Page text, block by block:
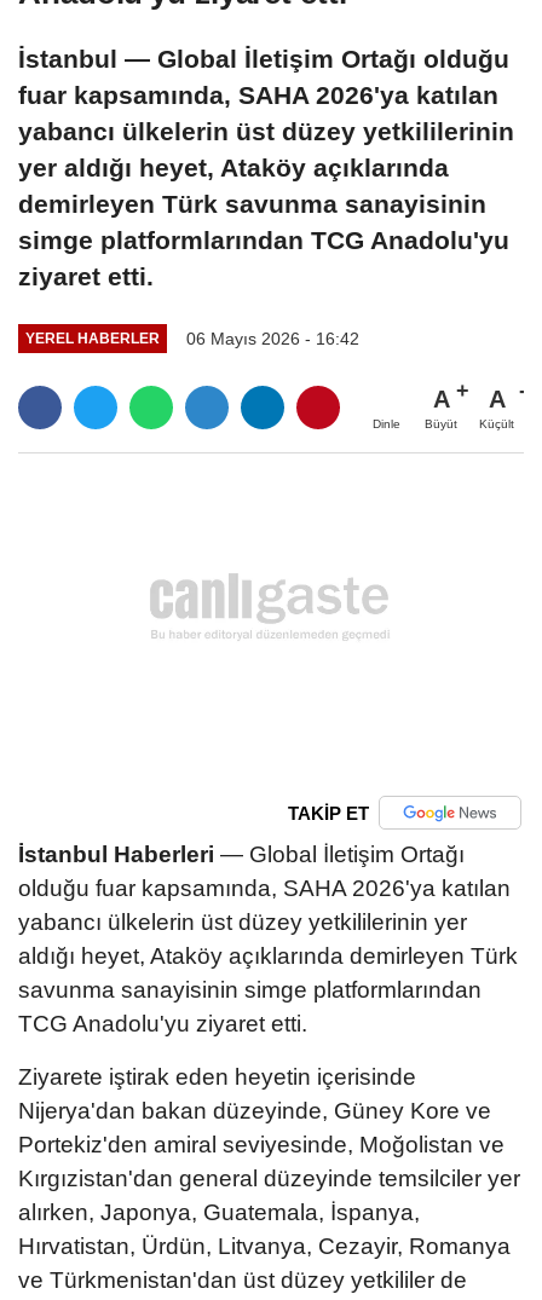
İstanbul — Global İletişim Ortağı olduğu
fuar kapsamında, SAHA 2026'ya katılan
yabancı ülkelerin üst düzey yetkililerinin
yer aldığı heyet, Ataköy açıklarında
demirleyen Türk savunma sanayisinin
simge platformlarından TCG Anadolu'yu
ziyaret etti.
YEREL HABERLER 06 Mayıs 2026 - 16:42
Dinle
A
Büyüt
A
Küçült
TAKİP ET
İstanbul Haberleri — Global İletişim Ortağı
olduğu fuar kapsamında, SAHA 2026'ya katılan
yabancı ülkelerin üst düzey yetkililerinin yer
aldığı heyet, Ataköy açıklarında demirleyen Türk
savunma sanayisinin simge platformlarından
TCG Anadolu'yu ziyaret etti.
Ziyarete iştirak eden heyetin içerisinde
Nijerya'dan bakan düzeyinde, Güney Kore ve
Portekiz'den amiral seviyesinde, Moğolistan ve
Kırgızistan'dan general düzeyinde temsilciler yer
alırken, Japonya, Guatemala, İspanya,
Hırvatistan, Ürdün, Litvanya, Cezayir, Romanya
ve Türkmenistan'dan üst düzey yetkililer de